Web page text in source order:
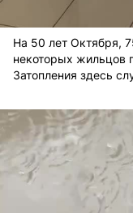
На 50 лет Октября,
некоторых жильцов
Затопления здесь